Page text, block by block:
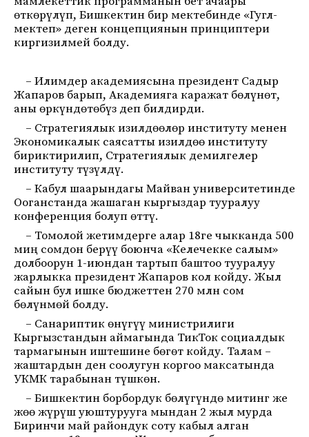
өткөрүлүп, Бишкектин бир мектебинде «Гугл-
мектеп» деген концепциянын принциптери
киргизилмей болду.
– Илимдер академиясына президент Садыр
Жапаров барып, Академияга каражат бөлүнөт,
аны өркүндөтөбүз деп билдирди.
– Стратегиялык изилдөөлөр институту менен
Экономикалык саясатты изилдөө институту
бириктирилип, Стратегиялык демилгелер
институту түзүлдү.
– Кабул шаарындагы Майван университетинде
Ооганстанда жашаган кыргыздар тууралуу
конференция болуп өттү.
– Томолой жетимдерге алар 18ге чыкканда 500
миң сомдон берүү боюнча «Келечекке салым»
долбоорун 1-июндан тартып баштоо тууралуу
жарлыкка президент Жапаров кол койду. Жыл
сайын бул ишке бюджеттен 270 млн сом
бөлүнмөй болду.
– Санариптик өнүгүү министрилиги
Кыргызстандын аймагында ТикТок социалдык
тармагынын иштешине бөгөт койду. Талам –
жаштардын ден соолугун коргоо максатында
УКМК тарабынан түшкөн.
– Бишкектин борбордук бөлүгүндө митинг же
жөө жүрүш уюштурууга мындан 2 жыл мурда
Биринчи май райондук соту кабыл алган